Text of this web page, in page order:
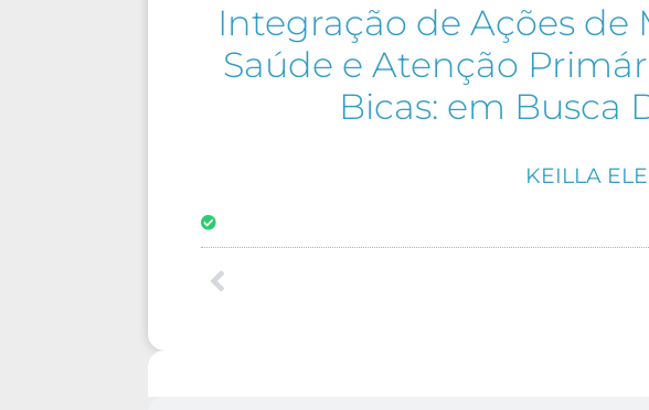
Integração de Ações
Saúde e Atenção
Bicas: em Busca
KEILLA